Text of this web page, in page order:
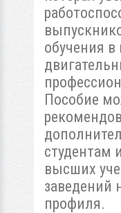
обучения в
Пособие
студентам
высших
заведений
профиля.